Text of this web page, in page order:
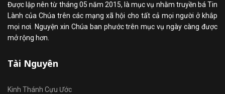
Được lập nên từ tháng 05 năm 2015, là mục vụ nhằm truyền bá Tin
Lành của Chúa trên các mạng xã hội cho tất cả mọi người ở khắp
mọi nơi. Nguyện xin Chúa ban phước trên mục vụ ngày càng được
mở rộng hơn.
Tài Nguyên
Kinh Thánh Cựu Ước